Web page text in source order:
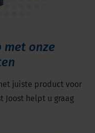
met onze
juiste product voor
Joost helpt u graag